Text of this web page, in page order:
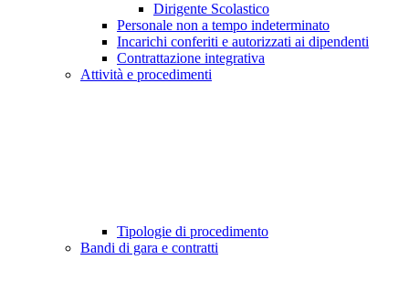
Dirigente Scolastico
Personale non a tempo indeterminato
Incarichi conferiti e autorizzati ai dipendenti
Contrattazione integrativa
Attività e procedimenti
Tipologie di procedimento
Bandi di gara e contratti